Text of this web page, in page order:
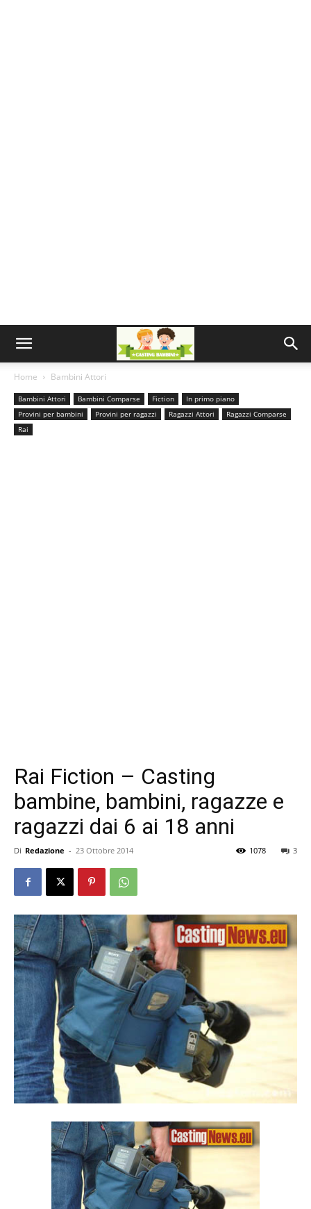
Home Bambini Attori
Bambini Attori Bambini Comparse Fiction
In primo piano
Provini per bambini
Provini per ragazzi Ragazzi Attori
Ragazzi Comparse
Rai
Rai Fiction – Casting
bambine, bambini, ragazze e
ragazzi dai 6 ai 18 anni
Di Redazione - 23 Ottobre 2014 3
1078